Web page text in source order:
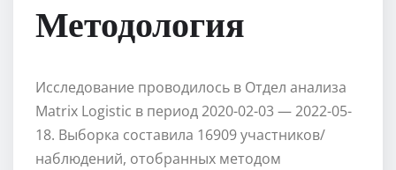
Методология
Исследование проводилось в Отдел анализа
Matrix Logistic в период 2020-02-03 — 2022-05-
18. Выборка составила 16909 участников/
наблюдений, отобранных методом